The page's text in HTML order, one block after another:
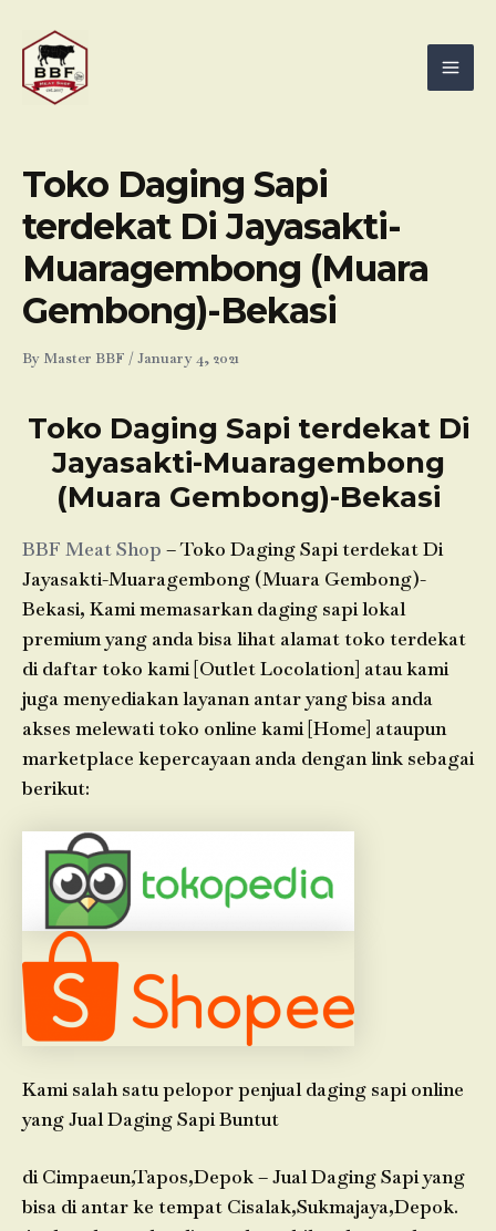
content
Toko Daging Sapi
terdekat Di Jayasakti-
Muaragembong (Muara
Gembong)-Bekasi
By Master BBF /January 4, 2021
Toko Daging Sapi terdekat Di
Jayasakti-Muaragembong
(Muara Gembong)-Bekasi
BBF Meat Shop – Toko Daging Sapi terdekat Di
Jayasakti-Muaragembong (Muara Gembong)-
Bekasi, Kami memasarkan daging sapi lokal
premium yang anda bisa lihat alamat toko terdekat
di daftar toko kami [Outlet Locolation] atau kami
juga menyediakan layanan antar yang bisa anda
akses melewati toko online kami [Home] ataupun
marketplace kepercayaan anda dengan link sebagai
berikut:
Kami salah satu pelopor penjual daging sapi online
yang Jual Daging Sapi Buntut
di Cimpaeun,Tapos,Depok – Jual Daging Sapi yang
bisa di antar ke tempat Cisalak,Sukmajaya,Depok.